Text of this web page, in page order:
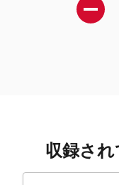
収録さ